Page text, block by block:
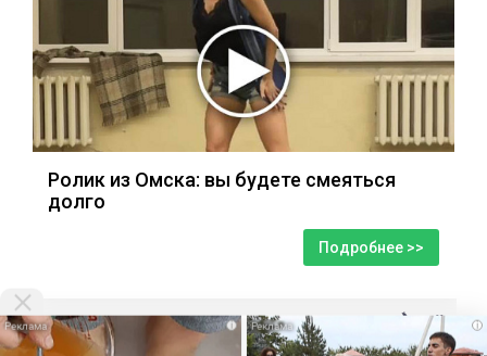
Ролик из Омска: вы будете смеяться
долго
Подробнее >>
i i